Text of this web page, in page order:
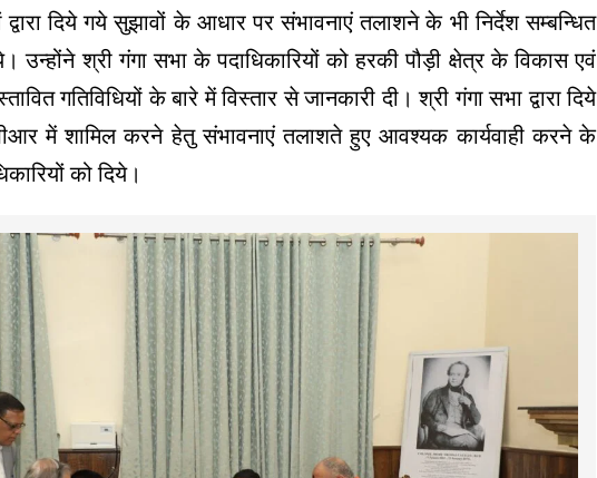
द्वारा दिये गये सुझावों के आधार पर संभावनाएं तलाशने के भी निर्देश सम्बन्धित
उन्होंने श्री गंगा सभा के पदाधिकारियों को हरकी पौड़ी क्षेत्र के विकास एवं
गतिविधियों के बारे में विस्तार से जानकारी दी। श्री गंगा सभा द्वारा दिये
में शामिल करने हेतु संभावनाएं तलाशते हुए आवश्यक कार्यवाही करने के
को दिये।